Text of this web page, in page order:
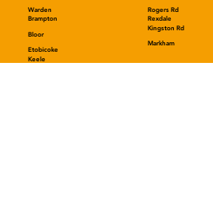
Warden
Brampton
Bloor
Etobicoke
Keele
Rogers Rd
Rexdale
Kingston Rd
Markham